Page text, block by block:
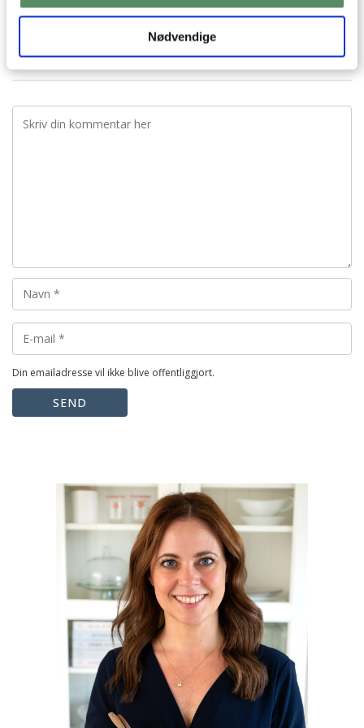
Nødvendige
KOMMENTARER
Din emailadresse vil ikke blive offentliggjort.
SEND